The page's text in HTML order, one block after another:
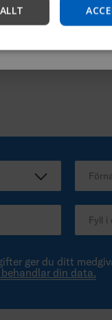
ger du ditt
din data.